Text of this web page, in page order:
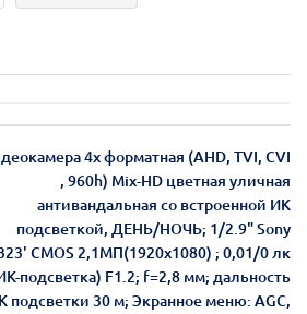
4х форматная (AHD, TVI, CVI
, 960h) Mix-HD цветная уличная
антивандальная со встроенной ИК
подсветкой, ДЕНЬ/НОЧЬ; 1/2.9" Sony
CMOS 2,1МП(1920x1080) ; 0,01/0 лк
подсветка) F1.2; f=2,8 мм; дальность
подсветки 30 м; Экранное меню: AGC,